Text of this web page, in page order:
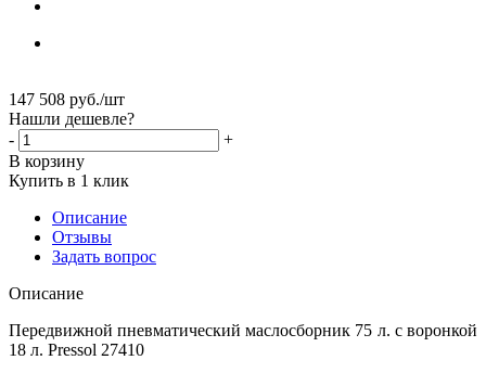
147 508 руб./шт
Нашли дешевле?
-
+
В корзину
Купить в 1 клик
Описание
Отзывы
Задать вопрос
Описание
Передвижной пневматический маслосборник 75 л. с воронкой
18 л. Pressol 27410